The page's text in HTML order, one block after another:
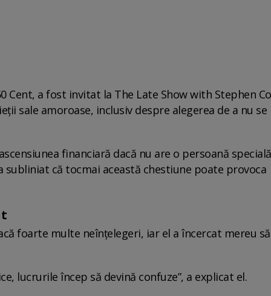
Cent, a fost invitat la The Late Show with Stephen
sale amoroase, inclusiv despre alegerea de a nu se
financiară dacă nu are o persoană
subliniat că tocmai această chestiune poate provoca
foarte multe neînțelegeri, iar el a încercat mereu
lucrurile încep să devină confuze”, a explicat el.